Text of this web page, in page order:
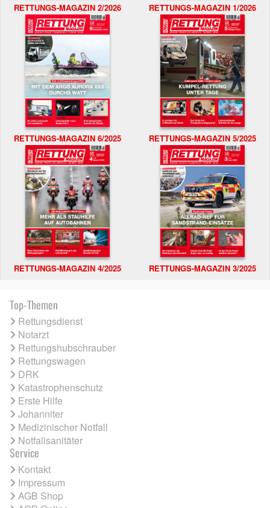
RETTUNGS-MAGAZIN 2/2026 RETTUNGS-MAGAZIN 1/2026
RETTUNGS-MAGAZIN 6/2025 RETTUNGS-MAGAZIN 5/2025
RETTUNGS-MAGAZIN 4/2025 RETTUNGS-MAGAZIN 3/2025
Top-Themen
Rettungsdienst
Notarzt
Rettungshubschrauber
Rettungswagen
DRK
Katastrophenschutz
Erste Hilfe
Johanniter
Medizinischer Notfall
Notfallsanitäter
Service
Kontakt
Impressum
AGB Shop